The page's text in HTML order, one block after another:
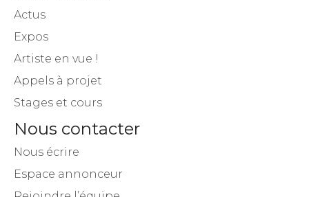
Actus
Expos
Artiste en vue !
Appels à projet
Stages et cours
Nous contacter
Nous écrire
Espace annonceur